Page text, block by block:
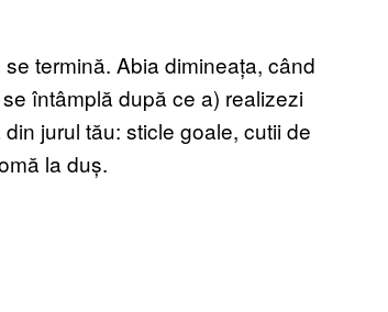
termină. Abia dimineața, când
întâmplă după ce a) realizezi
jurul tău: sticle goale, cutii de
la duș.